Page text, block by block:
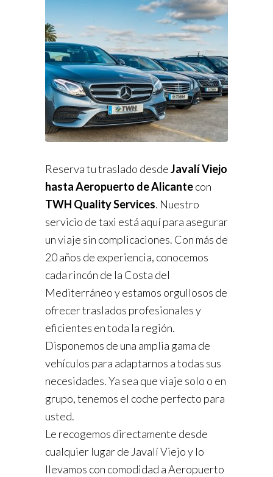
Reserva tu traslado desdeJavalí Viejo
hasta Aeropuerto de Alicantecon
TWH Quality Services. Nuestro
servicio de taxi está aquí para asegurar
un viaje sin complicaciones. Con más de
20 años de experiencia, conocemos
cada rincón de la Costa del
Mediterráneo y estamos orgullosos de
ofrecer traslados profesionales y
eficientes en toda la región.
Disponemos de una amplia gama de
vehículos para adaptarnos a todas sus
necesidades. Ya sea que viaje solo o en
grupo, tenemos el coche perfecto para
usted.
Le recogemos directamente desde
cualquier lugar de Javalí Viejo y lo
llevamos con comodidad a Aeropuerto